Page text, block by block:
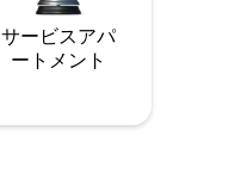
サービスアパ
ートメント